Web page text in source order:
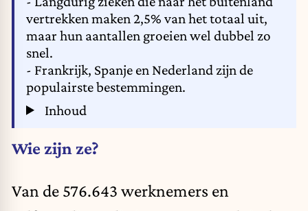
vertrekken maken 2,5% van het totaal uit,
maar hun aantallen groeien wel dubbel zo
snel.
- Frankrijk, Spanje en Nederland zijn de
populairste bestemmingen.
Inhoud
Wie zijn ze?
Van de 576.643 werknemers en